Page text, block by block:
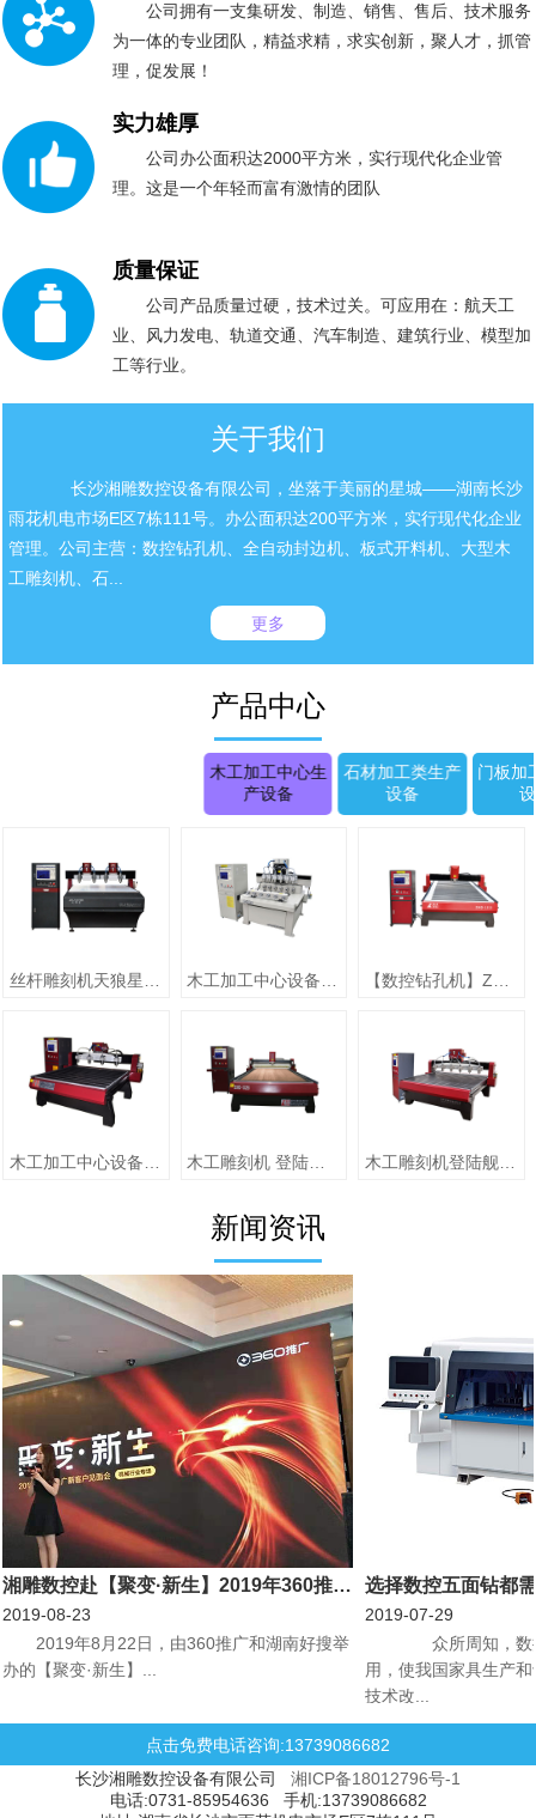
公司拥有一支集研发、制造、销售、售后、技术服务
为一体的专业团队，精益求精，求实创新，聚人才，抓管
理，促发展！
实力雄厚
公司办公面积达2000平方米，实行现代化企业管
理。这是一个年轻而富有激情的团队
质量保证
公司产品质量过硬，技术过关。可应用在：航天工
业、风力发电、轨道交通、汽车制造、建筑行业、模型加
工等行业。
关于我们
长沙湘雕数控设备有限公司，坐落于美丽的星城——湖南长沙
雨花机电市场E区7栋111号。办公面积达200平方米，实行现代化企业
管理。公司主营：数控钻孔机、全自动封边机、板式开料机、大型木
工雕刻机、石...
更多
产品中心
木工加工中心生
产设备
石材加工类生产
设备
门板加
木工雕刻机登陆舰系列 ZMD-1618A
新闻资讯
湘雕数控赴【聚变·新生】2019年360推广新客户见面会机械行业专场会议
2019-08-23
​2019年8月22日，由360推广和湖南好搜举
办的【聚变·新生】...
选择数控五面钻都
2019-07-29
众所周知，数
用，使我国家具生产
技术改...
点击免费电话咨询:13739086682
长沙湘雕数控设备有限公司 湘ICP备18012796号-1
电话:0731-85954636 手机:13739086682